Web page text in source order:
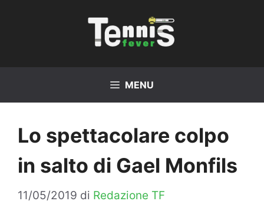
MENU
Lo spettacolare colpo
in salto di Gael Monfils
11/05/2019 di Redazione TF